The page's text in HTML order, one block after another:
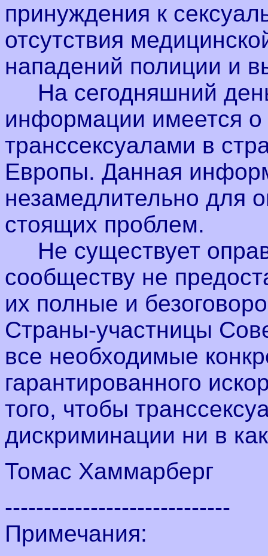
принуждения к
отсутствия
нападений полиции и
На сегодняшний
информации имеется о
транссексуалами в
Европы. Данная
незамедлительно для
стоящих проблем.
Не существует
сообществу не
их полные и
Страны-участницы
все необходимые
гарантированного
того, чтобы
дискриминации ни в
Томас Хаммарберг
-----------------------------
Примечания: